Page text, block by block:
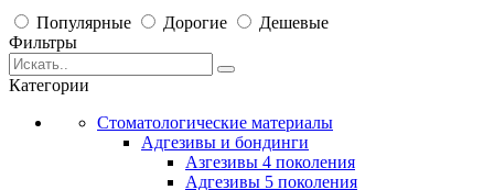
Популярные Дорогие
Дешевые
Фильтры
Категории
Стоматологические материалы
Адгезивы и бондинги
Азгезивы 4 поколения
Адгезивы 5 поколения